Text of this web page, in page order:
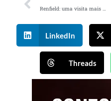
Renfield: uma visita mais que bem-vinda ao Conde Drácula – crítica de Pedro Dourado
LinkedIn
Threads